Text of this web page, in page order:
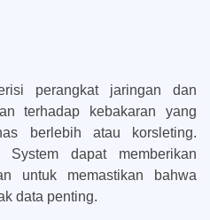
perangkat jaringan dan
terhadap kebakaran yang
berlebih atau korsleting.
System dapat memberikan
untuk memastikan bahwa
data penting.